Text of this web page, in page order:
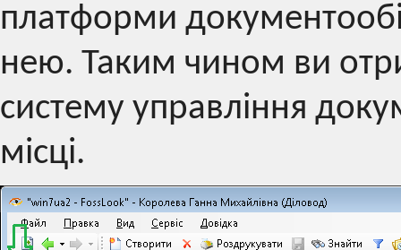
платформи
нею. Таким чином ви
систему управління
місці.